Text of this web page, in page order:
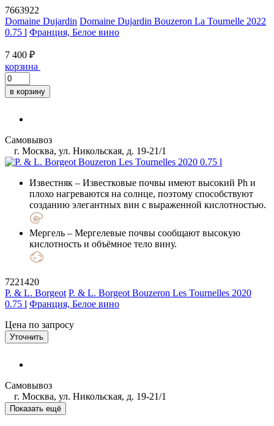
7663922
Domaine Dujardin Domaine Dujardin Bouzeron La Tournelle 2022
0.75 l Франция, Белое вино
7 400 ₽
корзина
в корзину
Самовывоз
г. Москва, ул. Никольская, д. 19-21/1
Известняк – Известковые почвы имеют высокий Ph и
плохо нагреваются на солнце, поэтому способствуют
созданию элегантных вин с выраженной кислотностью.
Мергель – Мергелевые почвы сообщают высокую
кислотность и объёмное тело вину.
7221420
P. & L. Borgeot P. & L. Borgeot Bouzeron Les Tournelles 2020
0.75 l Франция, Белое вино
Цена по запросу
Уточнить
Самовывоз
г. Москва, ул. Никольская, д. 19-21/1
Показать ещё